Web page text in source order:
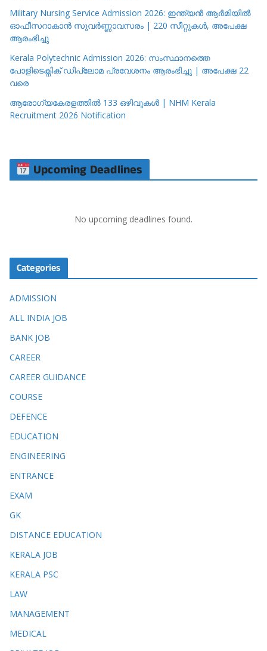
Military Nursing Service Admission 2026: ഇന്ത്യൻ ആർമിയിൽ
ഓഫീസറാകാൻ സുവർണ്ണാവസരം | 220 സീറ്റുകൾ, അപേക്ഷ
ആരംഭിച്ചു
Kerala Polytechnic Admission 2026: സംസ്ഥാനത്തെ
പോളിടെക്നിക് ഡിപ്ലോമ പ്രവേശനം ആരംഭിച്ചു | അപേക്ഷ 22
വരെ
ആരോഗ്യകേരളത്തിൽ 133 ഒഴിവുകൾ | NHM Kerala
Recruitment 2026 Notification
Upcoming Deadlines
No upcoming deadlines found.
Categories
ADMISSION
ALL INDIA JOB
BANK JOB
CAREER
CAREER GUIDANCE
COURSE
DEFENCE
EDUCATION
ENGINEERING
ENTRANCE
EXAM
GK
DISTANCE EDUCATION
KERALA JOB
KERALA PSC
LAW
MANAGEMENT
MEDICAL